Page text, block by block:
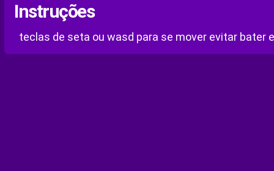
Instruções
teclas de seta ou wasd para se mover evitar bater